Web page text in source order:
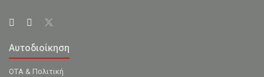
Αυτοδιοίκηση
ΟΤΑ & Πολιτική